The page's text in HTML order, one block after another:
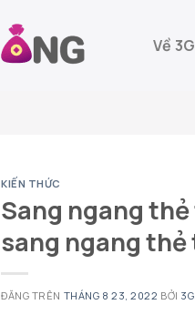
Về
KIẾN THỨC
Sang ngang
sang ngang
ĐĂNG TRÊN THÁNG 8 23, 2022 BỞI